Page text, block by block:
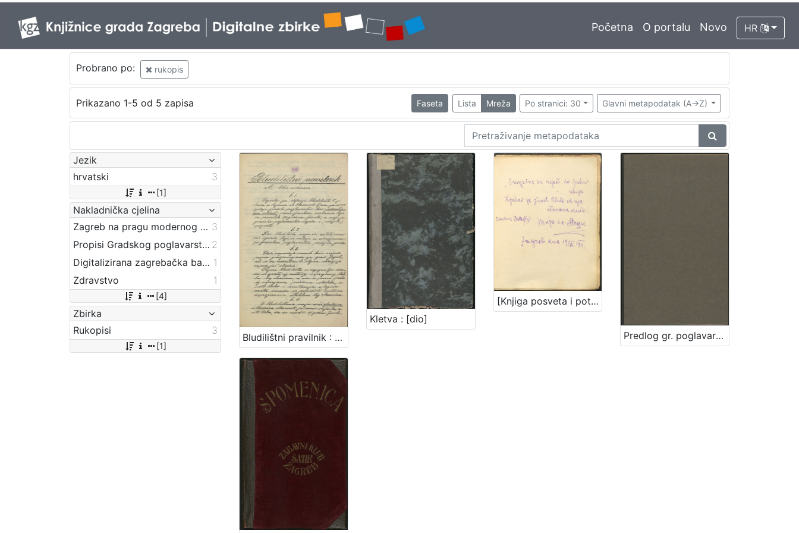
Početna O portalu Novo HR
Probrano po: rukopis
Prikazano 1-5 od 5 zapisa Faseta Lista Mreža Po stranici: 30 Glavni metapodatak (A->Z)
Jezik
hrvatski
3
[1]
Nakladnička cjelina
Zagreb na pragu modernog doba 3
Propisi Gradskog poglavarstva 2
Digitalizirana zagrebačka baština 1
Zdravstvo
1
[4]
Zbirka
Rukopisi
3
[1]
Bludilištni pravilnik : Gradsko poglavarstvo u Zagrebu 16. travnja 1899. / gradski načelnik Mošinsky
Kletva : [dio]
[Knjiga posveta i potpisa Ivi Raiću] : [1910.-1935.]
Predlog gr. poglavarstva glede bolnice milosrdne braće : [U Zagrebu, 30. studenoga 1896] / [Mošinsky]